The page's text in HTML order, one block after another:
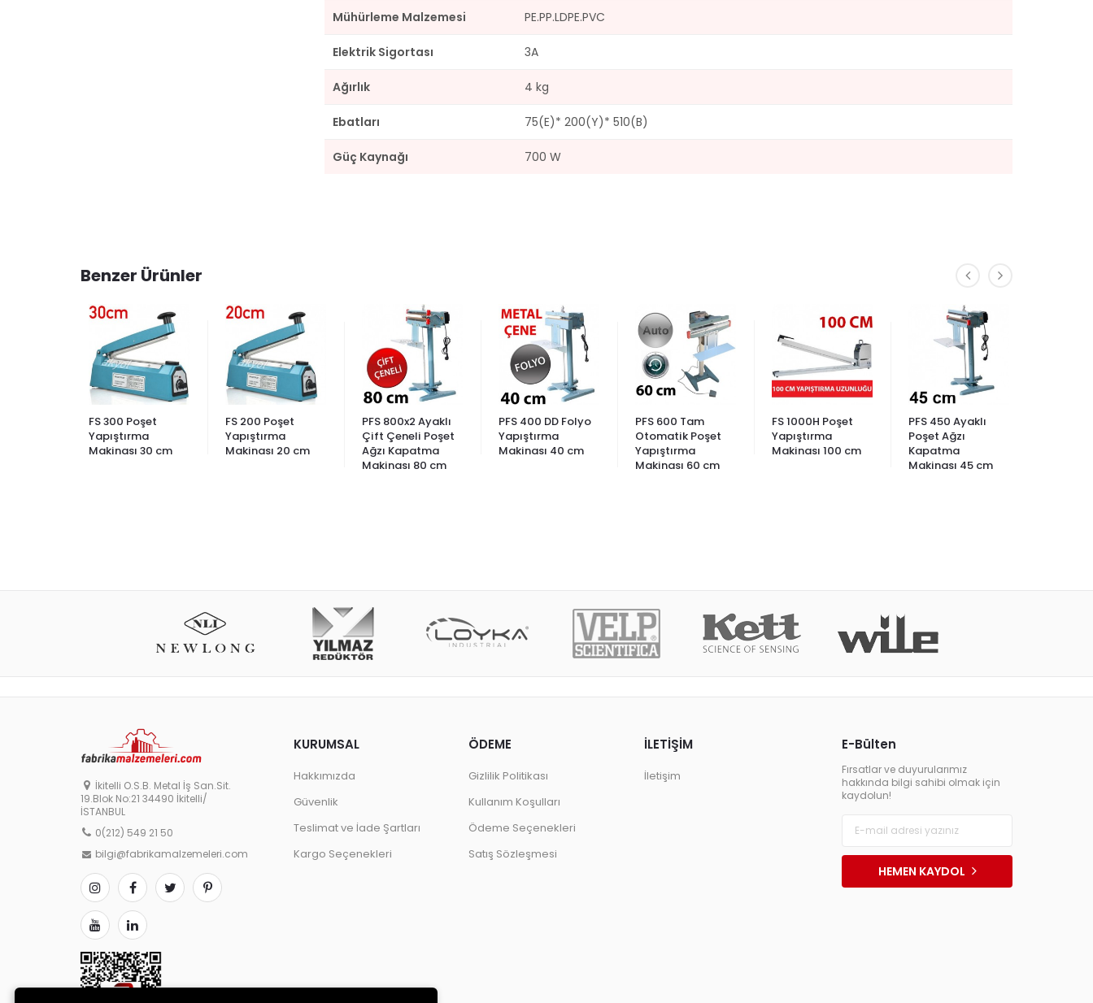
Mühürleme Malzemesi PE.PP.LDPE.PVC
Elektrik Sigortası 3A
Ağırlık 4 kg
Ebatları 75(E)* 200(Y)* 510(B)
Güç Kaynağı 700 W
Benzer Ürünler
FS 300 Poşet
Yapıştırma
Makinası 30 cm
FS 200 Poşet
Yapıştırma
Makinası 20 cm
PFS 800x2 Ayaklı
Çift Çeneli Poşet
Ağzı Kapatma
Makinası 80 cm
PFS 400 DD Folyo
Yapıştırma
Makinası 40 cm
PFS 600 Tam
Otomatik Poşet
Yapıştırma
Makinası 60 cm
FS 1000H Poşet
Yapıştırma
Makinası 100 cm
PFS 450 Ayaklı
Poşet Ağzı
Kapatma
Makinası 45 cm
İkitelli O.S.B. Metal İş San.Sit.
19.Blok No:21 34490 İkitelli/
İSTANBUL
0(212) 549 21 50
bilgi@fabrikamalzemeleri.com
E-Bülten
Fırsatlar ve duyurularımız
hakkında bilgi sahibi olmak için
kaydolun!
HEMEN KAYDOL
KURUMSAL
Hakkımızda
Güvenlik
Teslimat ve İade Şartları
Kargo Seçenekleri
ÖDEME
Gizlilik Politikası
Kullanım Koşulları
Ödeme Seçenekleri
Satış Sözleşmesi
İLETİŞİM
İletişim